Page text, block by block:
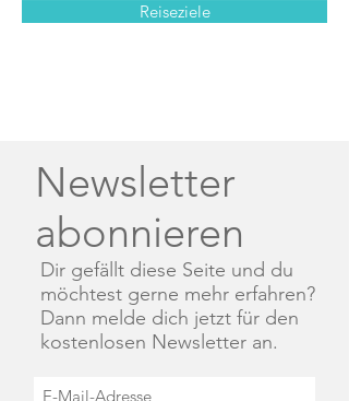
Reiseziele
Newsletter
abonnieren
Dir gefällt diese Seite und du
möchtest gerne mehr erfahren?
Dann melde dich jetzt für den
kostenlosen Newsletter an.